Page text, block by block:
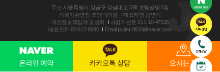
주소 서울특별시 강남구 강남대로 598 보림빌딩 5층
의료기관명침 조앤박의원 대표자명 김영식
개인정보책임자조성희 사업자번호 211-10-47526
대표전화02-517-8830 Emailjpclinic8830@naver.com